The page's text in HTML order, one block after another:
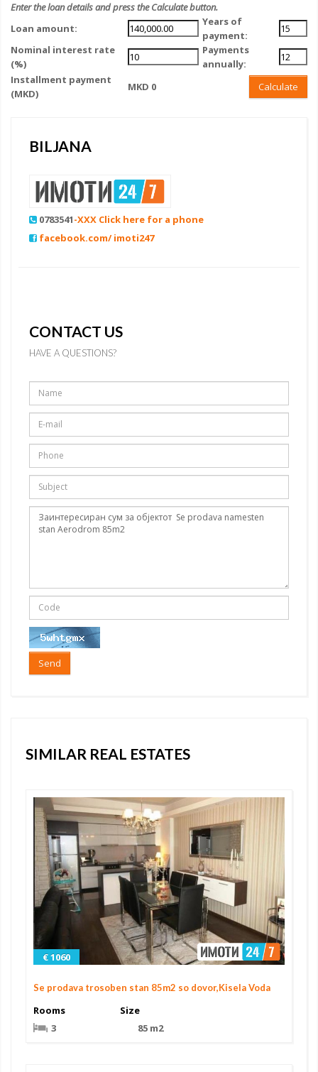
Enter the loan details and press the Calculate button.
Loan amount:
Years of
payment:
Nominal interest rate
(%)
Payments
annually:
Installment payment
(MKD)
MKD 0 Calculate
BILJANA
0783541-XXX Click here for a phone
facebook.com/ imoti247
CONTACT US
HAVE A QUESTIONS?
Send
SIMILAR REAL ESTATES
€ 1060
Se prodava trosoben stan 85m2 so dovor,Kisela Voda
Rooms
3
Size
85 m2